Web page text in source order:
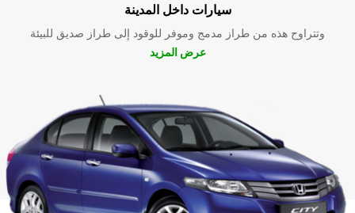
سيارات داخل المدينة
وتتراوح هذه من طراز مدمج وموفر للوقود إلى طراز صديق للبيئة
عرض المزيد